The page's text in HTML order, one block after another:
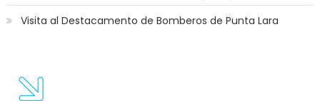
Visita al Destacamento de Bomberos de Punta Lara